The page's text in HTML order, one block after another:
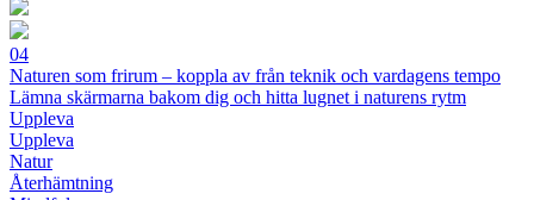
04
Naturen som frirum – koppla av från teknik och vardagens tempo
Lämna skärmarna bakom dig och hitta lugnet i naturens rytm
Uppleva
Uppleva
Natur
Återhämtning